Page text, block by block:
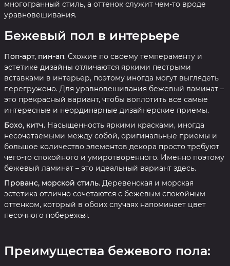
многогранный стиль, а оттенок служит чем-то вроде
уравновешивания.
Бежевый пол в интерьере
Поп-арт, пин-ап. Схожие по своему темпераменту и
эстетике дизайны отличаются яркими пестрыми
вставками в интерьер, поэтому иногда могут выглядеть
перегружено. Для уравновешивания бежевый ламинат –
это прекрасный вариант, чтобы воплотить все самые
интересные и неординарные дизайнерские приемы.
Бохо, китч. Насыщенность яркими красками, иногда
несочетаемыми между собой, оригинальные приемы и
большое количество элементов декора просто требуют
чего-то спокойного и умиротворенного. Именно поэтому
бежевый ламинат – это идеальный вариант здесь.
Прованс, морской стиль. Деревенская и морская
эстетика отлично сочетаются с бежевым спокойным
оттенком, который в обоих случаях напоминает цвет
песочного побережья.
Преимущества бежевого пола: